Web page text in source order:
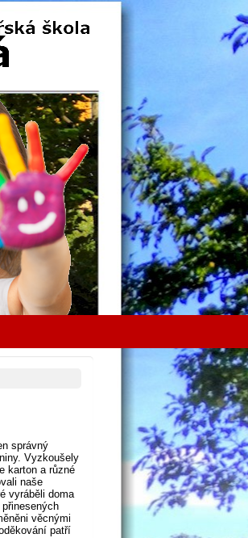
správný
Vyzkoušely
karton a různé
naše
vyráběli doma
věcnými
patří